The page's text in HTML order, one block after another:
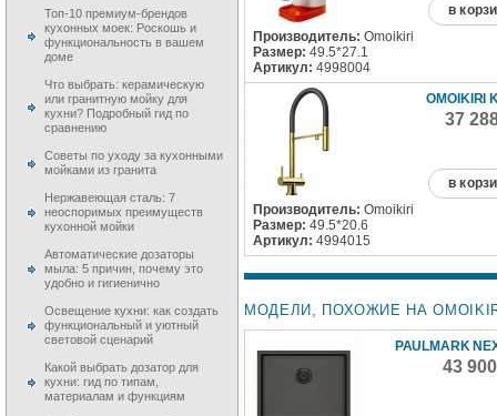
в
Производитель: Omoikiri
Размер: 49.5*27.1
Артикул: 4998004
OMOIKIRI
37
в
Производитель: Omoikiri
Размер: 49.5*20.6
Артикул: 4994015
МОДЕЛИ, ПОХОЖИЕ НА OMOIKIRI
PAULMARK
43
Топ-10 премиум-брендов
кухонных моек: Роскошь и
функциональность в вашем
доме
Что выбрать: керамическую
или гранитную мойку для
кухни? Подробный гид по
сравнению
Советы по уходу за кухонными
мойками из гранита
Нержавеющая сталь: 7
неоспоримых преимуществ
кухонной мойки
Автоматические дозаторы
мыла: 5 причин, почему это
удобно и гигиенично
Освещение кухни: как создать
функциональный и уютный
световой сценарий
Какой выбрать дозатор для
кухни: гид по типам,
материалам и функциям